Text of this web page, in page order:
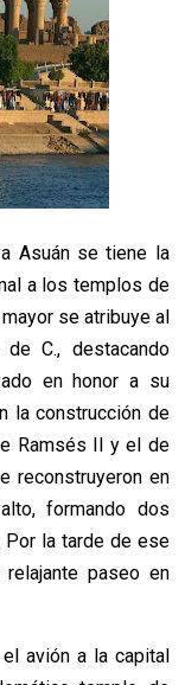
Asuán se tiene la
a los templos de
se atribuye al
C., destacando
en honor a su
la construcción de
Ramsés II y el de
reconstruyeron en
formando dos
Por la tarde de ese
paseo en
avión a la capital